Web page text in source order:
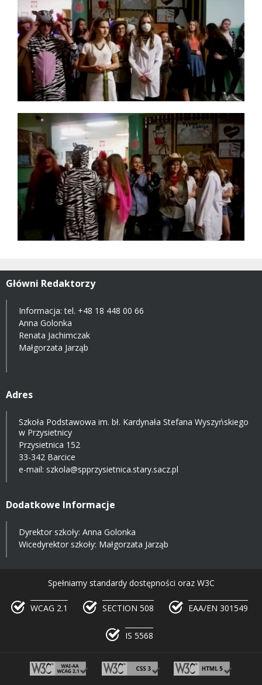
Główni Redaktorzy
Informacja: tel. +48 18 448 00 66
Anna Golonka
Renata Jachimczak
Małgorzata Jarząb
Adres
Szkoła Podstawowa im. bł. Kardynała Stefana Wyszyńskiego
w Przysietnicy
Przysietnica 152
33-342 Barcice
e-mail: szkola@spprzysietnica.stary.sacz.pl
Dodatkowe Informacje
Dyrektor szkoły: Anna Golonka
Wicedyrektor szkoły: Małgorzata Jarząb
Spełniamy standardy dostępności oraz W3C
WCAG 2.1 SECTION 508 EAA/EN 301549
IS 5568